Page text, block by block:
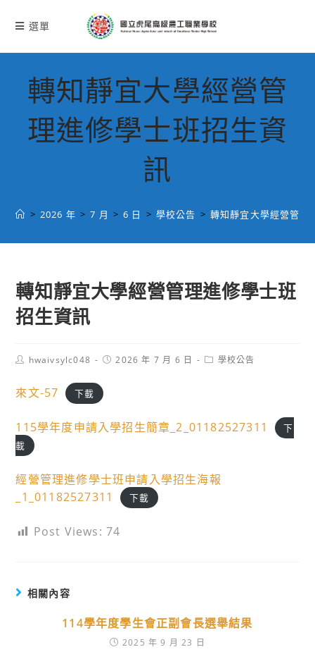
選單
轉知靜宜大學經營管
理進修學士班招生資
訊
> 2026 年 > 7 月 > 6 日 > 學校公告 > 轉知靜宜大學經營管理
轉知靜宜大學經營管理進修學士班
招生資訊
Posthwaivsylc048
Post2026 年 7 月 6 日
Post學校公告
來文-57 下載
115學年度申請入學招生簡章_2_01182527311
下
載
經營管理進修學士班申請入學招生海報
_1_01182527311
下載
Post Views: 74
相關內容
114學年度學生會正副會長選舉結果
2025 年 9 月 23 日